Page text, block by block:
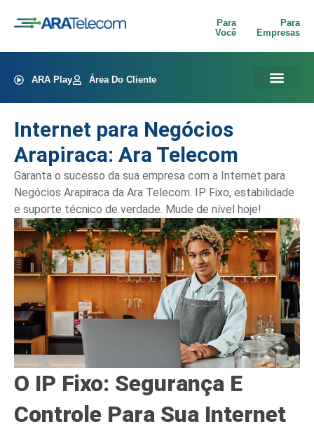
Para
Você
Para
Empresas
ARA Play Área Do Cliente
Internet para Negócios
Arapiraca: Ara Telecom
Garanta o sucesso da sua empresa com a Internet para
Negócios Arapiraca da Ara Telecom. IP Fixo, estabilidade
e suporte técnico de verdade. Mude de nível hoje!
O IP Fixo: Segurança E
Controle Para Sua Internet